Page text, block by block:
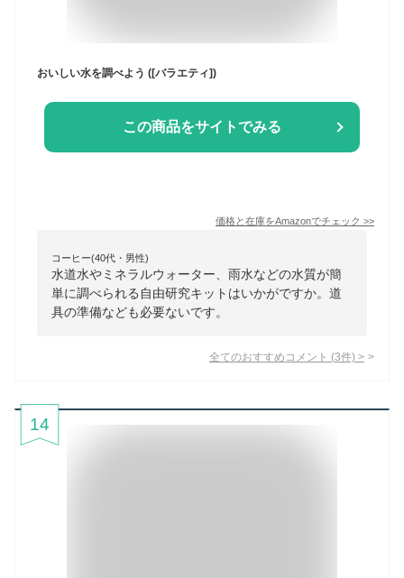
おいしい水を調べよう ([バラエティ])
この商品をサイトでみる
価格と在庫をAmazonでチェック >>
コーヒー(40代・男性)
水道水やミネラルウォーター、雨水などの水質が簡
単に調べられる自由研究キットはいかがですか。道
具の準備なども必要ないです。
全てのおすすめコメント (3件) >
14